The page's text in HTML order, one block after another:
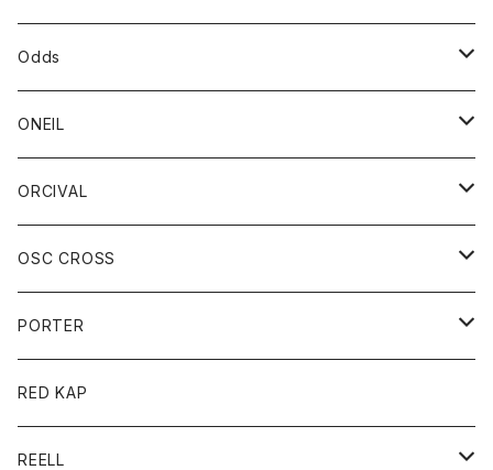
シャツ
ショートパンツ
パンツ
レディース
シャツ
Tシャツ
ストール/マフラー
シャツ
シャツジャケット
ロングスリーブＴシャツ
ボトム
ショートパンツ
ジーンズ
スエット
ボトム
ショートパンツ
パンツ
レディース
ボトム
Odds
帽子
ONEIL
スカート
ORCIVAL
アウター
コート
ジャケット
アクセサリー
バッグ
キッズ
Tシャツ
グッズ
OSC CROSS
ダウンジャケット
PORTER
カードホルダー
キーホルダー
RED KAP
REELL